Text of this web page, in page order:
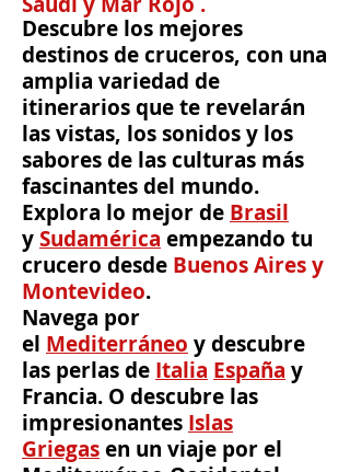
Descubre los mejores
destinos de cruceros, con una
amplia variedad de
itinerarios que te revelarán
las vistas, los sonidos y los
sabores de las culturas más
fascinantes del mundo.
Explora lo mejor de Brasil
ySudamérica empezando tu
crucero desde Buenos Aires y
Montevideo.
Navega por
el Mediterráneo y descubre
las perlas de Italia España y
Francia. O descubre las
impresionantes Islas
Griegasen un viaje por el